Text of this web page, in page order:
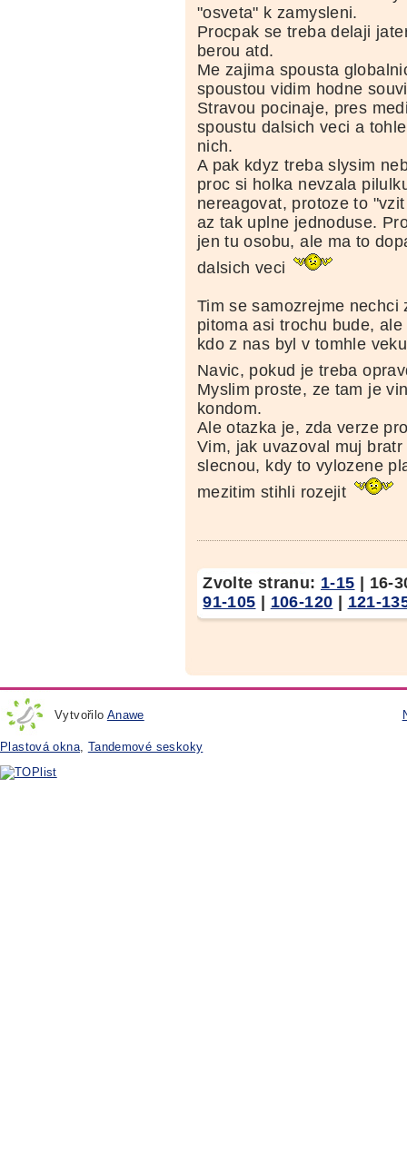
"osveta" k zamysleni.
Procpak se treba delaji
berou atd.
Me zajima spousta
spoustou vidim hodne
Stravou pocinaje, pres
spoustu dalsich veci a
nich.
A pak kdyz treba slysim
proc si holka nevzala
nereagovat, protoze to
az tak uplne jednoduse.
jen tu osobu, ale ma to
dalsich veci
Tim se samozrejme nechci
pitoma asi trochu bude,
kdo z nas byl v tomhle
Navic, pokud je treba
Myslim proste, ze tam je
kondom.
Ale otazka je, zda verze
Vim, jak uvazoval muj
slecnou, kdy to vylozene
mezitim stihli rozejit
Zvolte stranu: 1-15
16-
91-105
106-120 121-
Vytvořilo Anawe
Plastová okna, Tandemové seskoky